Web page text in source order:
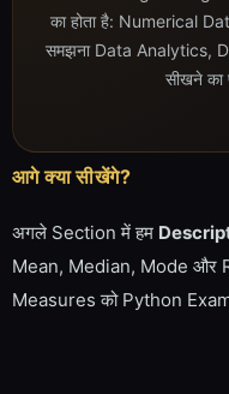
का होता है: Numerical
समझना Data Analytics,
सीखने का
आगे क्या सीखेंगे?
अगले Section में हम
Mean, Median, Mode और
Measures को Python